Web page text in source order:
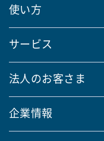
使い方
サービス
法人のお客さま
企業情報